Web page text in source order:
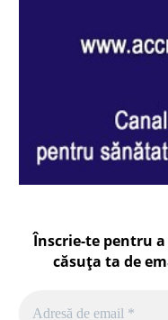
Înscrie-te pentru
căsuța ta de